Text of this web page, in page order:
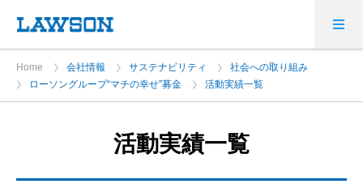
Home 会社情報 サステナビリティ
社会への取り組み
ローソングループ“マチの幸せ”募金
活動実績一覧
活動実績一覧